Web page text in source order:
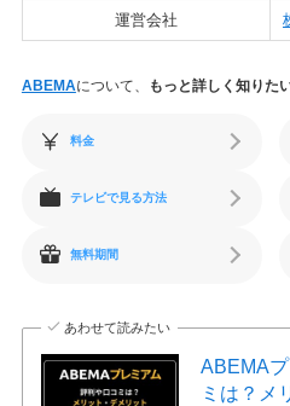
運営会社
ABEMAについて、 もっと詳しく知りた
料金
テレビで見る方法
無料期間
あわせて読みたい
ABEMA
ミは？メ